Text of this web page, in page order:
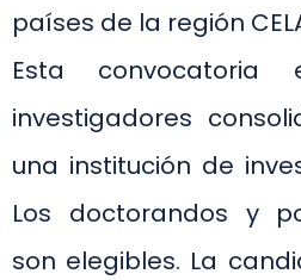
países de la región
Esta
investigadores
una institución de
Los doctorandos y
son elegibles. La